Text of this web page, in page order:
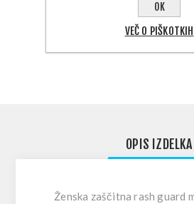
OPIS IZDELKA
Ženska zaščitna rash guard
OK
VEČ O PIŠKOTKIH